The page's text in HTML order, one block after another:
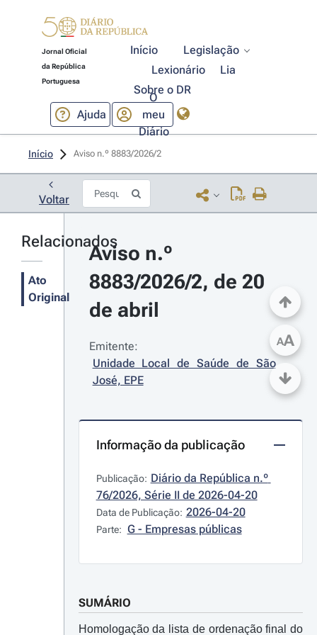
Jornal Oficial
da República
Portuguesa
Início
Legislação
Lexionário
Lia
Sobre o DR
Ajuda
O
meu
Diário
Início Aviso n.º 8883/2026/2
Voltar
Relacionados
Ato
Original
Aviso n.º
8883/2026/2, de 20
de abril
Emitente:
Unidade Local de Saúde de São
José, EPE
Informação da publicação
Publicação: Diário da República n.º
76/2026, Série II de 2026-04-20
Data de Publicação: 2026-04-20
Parte: G - Empresas públicas
SUMÁRIO
Homologação da lista de ordenação final do
AA